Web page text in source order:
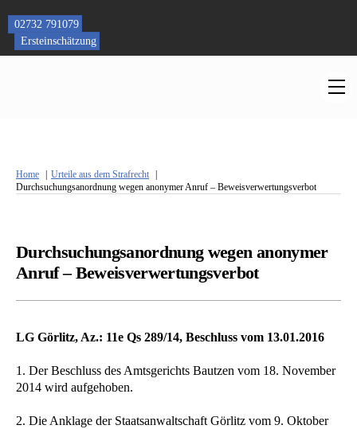
content
02732 791079
Ersteinschätzung
Home
Urteile aus dem Strafrecht
Durchsuchungsanordnung wegen anonymer Anruf – Beweisverwertungsverbot
Durchsuchungsanordnung wegen anonymer
Anruf – Beweisverwertungsverbot
LG Görlitz, Az.: 11e Qs 289/14, Beschluss vom 13.01.2016
1. Der Beschluss des Amtsgerichts Bautzen vom 18. November
2014 wird aufgehoben.
2. Die Anklage der Staatsanwaltschaft Görlitz vom 9. Oktober